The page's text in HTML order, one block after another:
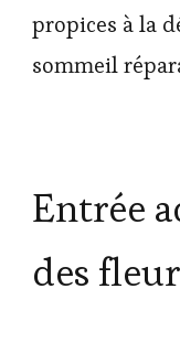
propices à la
sommeil
Entrée
des